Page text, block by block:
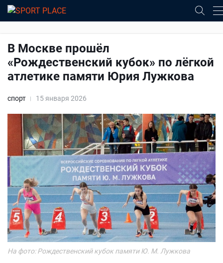
В Москве прошёл
«Рождественский кубок» по лёгкой
атлетике памяти Юрия Лужкова
спорт 15 января 2026
На фото: Рождественский кубок памяти Ю. М. Лужкова